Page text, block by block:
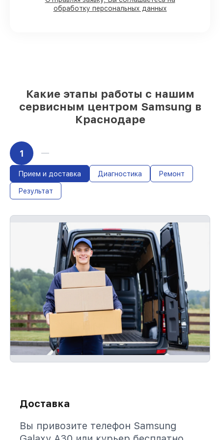
работ быстро и без задержек, при
немедленном начале работ
обработку персональных данных
Какие этапы работы с нашим
сервисным центром Samsung в
Краснодаре
1
Прием и доставка Диагностика Ремонт
Результат
Доставка
Вы привозите телефон Samsung